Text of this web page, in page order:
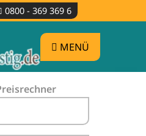
0800 - 369 369 6
MENÜ